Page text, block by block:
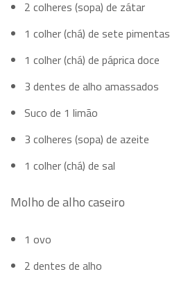
2 colheres (sopa) de zátar
1 colher (chá) de sete pimentas
1 colher (chá) de páprica doce
3 dentes de alho amassados
Suco de 1 limão
3 colheres (sopa) de azeite
1 colher (chá) de sal
Molho de alho caseiro
1 ovo
2 dentes de alho